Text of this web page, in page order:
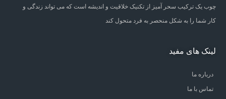
چوب یک ترکیب سحر آمیز از تکنیک خلاقیت و اندیشه است که می تواند زندگی و
کار شما را به شکل منحصر به فرد متحول کند
لینک های مفید
درباره ما
تماس با ما